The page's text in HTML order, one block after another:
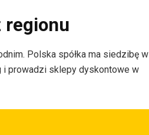
regionu
Polska spółka ma siedzibę w
i prowadzi sklepy dyskontowe w